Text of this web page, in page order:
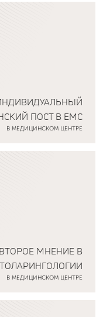
ПОСТ В ЕМС
В МЕДИЦИНСКОМ ЦЕНТРЕ
ВТОРОЕ МНЕНИЕ В
В МЕДИЦИНСКОМ ЦЕНТРЕ